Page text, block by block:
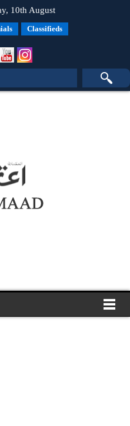
10th August
Classifieds